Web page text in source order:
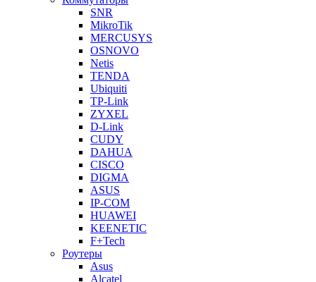
SNR
MikroTik
MERCUSYS
OSNOVO
Netis
TENDA
Ubiquiti
TP-Link
ZYXEL
D-Link
CUDY
DAHUA
CISCO
DIGMA
ASUS
IP-COM
HUAWEI
KEENETIC
F+Tech
Роутеры
Asus
Alcatel